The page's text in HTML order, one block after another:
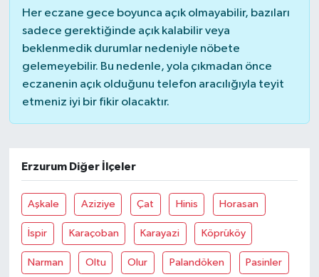
Her eczane gece boyunca açık olmayabilir, bazıları
sadece gerektiğinde açık kalabilir veya
beklenmedik durumlar nedeniyle nöbete
gelemeyebilir. Bu nedenle, yola çıkmadan önce
eczanenin açık olduğunu telefon aracılığıyla teyit
etmeniz iyi bir fikir olacaktır.
Erzurum Diğer İlçeler
Aşkale Aziziye Çat Hinis Horasan
İspir Karaçoban Karayazi Köprüköy
Narman Oltu Olur Palandöken Pasinler